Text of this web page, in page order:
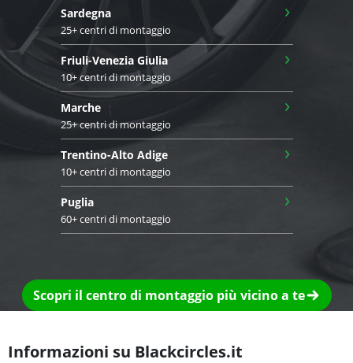
Sardegna
25+ centri di montaggio
›
Friuli-Venezia Giulia
10+ centri di montaggio
›
Marche
25+ centri di montaggio
›
Trentino-Alto Adige
10+ centri di montaggio
›
Puglia
60+ centri di montaggio
›
Scopri il centro di montaggio più vicino a te
Informazioni su Blackcircles.it